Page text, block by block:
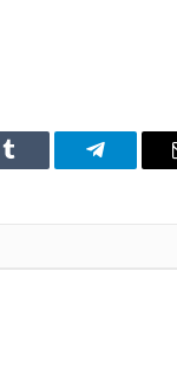
Tumblr Telegram